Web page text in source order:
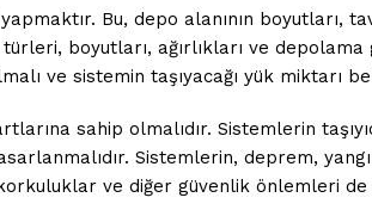
Bu, depo alanının boyutları,
boyutları, ağırlıkları ve
ve sistemin taşıyacağı yük miktarı
sahip olmalıdır. Sistemlerin
Sistemlerin, deprem,
ve diğer güvenlik önlemleri